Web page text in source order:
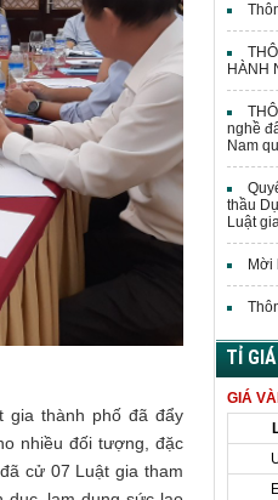
gia thành phố đã đẩy
nhiều đối tượng, đặc
cử 07 Luật gia tham
HÀNH
nghề
Nam
thầu
Luật
Mời
TỈ
GIÁ